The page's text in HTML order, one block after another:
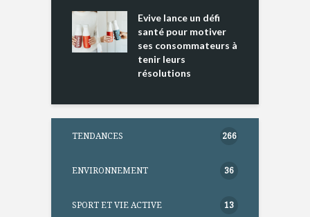
Evive lance un défi
santé pour motiver
ses consommateurs à
tenir leurs
résolutions
TENDANCES 266
ENVIRONNEMENT 36
SPORT ET VIE ACTIVE 13